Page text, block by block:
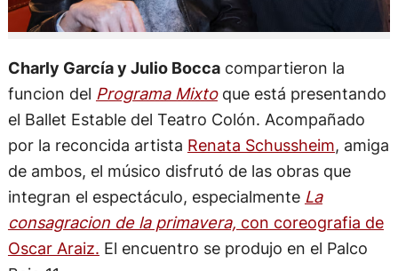
Charly García y Julio Boccacompartieron la
funcion del Programa Mixtoque está presentando
el Ballet Estable del Teatro Colón. Acompañado
por la reconcida artista Renata Schussheim, amiga
de ambos, el músico disfrutó de las obras que
integran el espectáculo, especialmente La
consagracion de la primavera, con coreografia de
Oscar Araiz. El encuentro se produjo en el Palco